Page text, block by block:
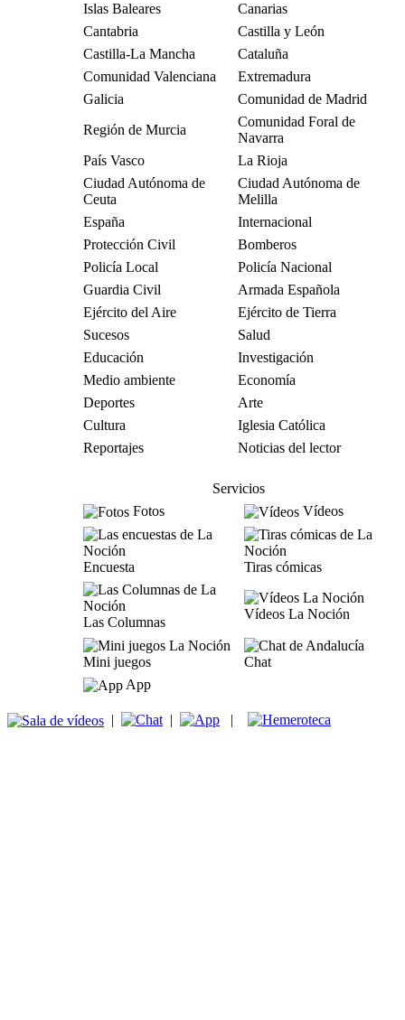
Islas Baleares
Canarias
Cantabria
Castilla y León
Castilla-La Mancha
Cataluña
Comunidad Valenciana
Extremadura
Galicia
Comunidad de Madrid
Región de Murcia
Comunidad Foral de
Navarra
País Vasco
La Rioja
Ciudad Autónoma de
Ceuta
Ciudad Autónoma de
Melilla
España
Internacional
Protección Civil
Bomberos
Policía Local
Policía Nacional
Guardia Civil
Armada Española
Ejército del Aire
Ejército de Tierra
Sucesos
Salud
Educación
Investigación
Medio ambiente
Economía
Deportes
Arte
Cultura
Iglesia Católica
Reportajes
Noticias del lector
Servicios
Fotos
Vídeos
Encuesta Tiras cómicas
Las Columnas
Vídeos La Noción
Mini juegos
Chat
App
| | |